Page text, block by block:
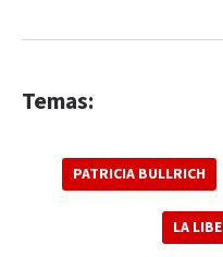
Temas:
PATRICIA BULLRICH
LA